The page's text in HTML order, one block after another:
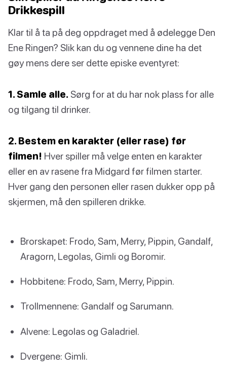
Drikkespill
Klar til å ta på deg oppdraget med å ødelegge Den
Ene Ringen? Slik kan du og vennene dine ha det
gøy mens dere ser dette episke eventyret:
1. Samle alle. Sørg for at du har nok plass for alle
og tilgang til drinker.
2. Bestem en karakter (eller rase) før
filmen! Hver spiller må velge enten en karakter
eller en av rasene fra Midgard før filmen starter.
Hver gang den personen eller rasen dukker opp på
skjermen, må den spilleren drikke.
Brorskapet: Frodo, Sam, Merry, Pippin, Gandalf,
Aragorn, Legolas, Gimli og Boromir.
Hobbitene: Frodo, Sam, Merry, Pippin.
Trollmennene: Gandalf og Sarumann.
Alvene: Legolas og Galadriel.
Dvergene: Gimli.